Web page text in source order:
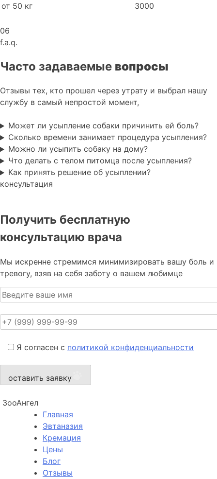
от 50 кг
3000
06
f.a.q.
Часто задаваемые вопросы
Отзывы тех, кто прошел через утрату и выбрал нашу
службу в самый непростой момент,
Может ли усыпление собаки причинить ей боль?
Сколько времени занимает процедура усыпления?
Можно ли усыпить собаку на дому?
Что делать с телом питомца после усыпления?
Как принять решение об усыплении?
консультация
Получить бесплатную
консультацию врача
Мы искренне стремимся минимизировать вашу боль и
тревогу, взяв на себя заботу о вашем любимце
Я согласен с политикой конфиденциальности
оставить заявку
ЗооАнгел
Главная
Эвтаназия
Кремация
Цены
Блог
Отзывы